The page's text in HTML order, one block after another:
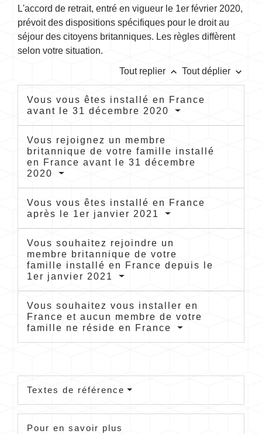
L'accord de retrait, entré en vigueur le 1er février 2020,
prévoit des dispositions spécifiques pour le droit au
séjour des citoyens britanniques. Les règles diffèrent
selon votre situation.
Tout replier keyboard_arrow_up Tout déplier keyboard_arrow_down
Vous vous êtes installé en France
avant le 31 décembre 2020
Vous rejoignez un membre
britannique de votre famille installé
en France avant le 31 décembre
2020
Vous vous êtes installé en France
après le 1er janvier 2021
Vous souhaitez rejoindre un
membre britannique de votre
famille installé en France depuis le
1er janvier 2021
Vous souhaitez vous installer en
France et aucun membre de votre
famille ne réside en France
Textes de référence
Pour en savoir plus